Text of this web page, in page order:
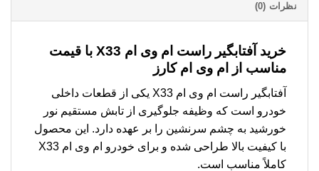
نظرات (0)
خرید آفتابگیر راست ام وی ام X33 با قیمت
مناسب از ام وی ام کارز
آفتابگیر راست ام وی ام X33 یکی از قطعات داخلی
خودرو است که وظیفه جلوگیری از تابش مستقیم نور
خورشید به چشم سرنشین را بر عهده دارد. این محصول
با کیفیت بالا طراحی شده و برای خودرو ام وی ام X33
کاملاً مناسب است.